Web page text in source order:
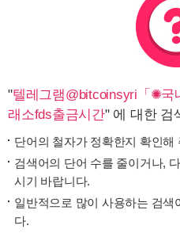
"텔레그램@bitcoinsyri「✺국
래소fds출금시간" 에 대한 검
단어의 철자가 정확한지 확인해
검색어의 단어 수를 줄이거나,
시기 바랍니다.
일반적으로 많이 사용하는 검색
다.